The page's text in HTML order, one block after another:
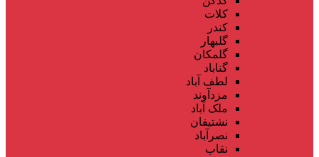
کلات
کندر
گلبهار
گلمکان
گناباد
لطف آباد
مزدآوند
ملک آباد
نشتیفان
نصرآباد
نقاب